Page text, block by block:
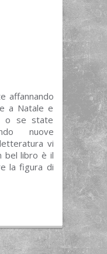
affannando
a Natale e
o se state
nuove
vi
bel libro è il
la figura di